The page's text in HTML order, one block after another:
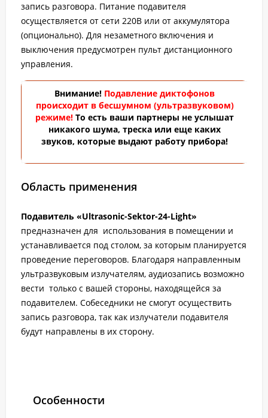
запись разговора. Питание подавителя
осуществляется от сети 220В или от аккумулятора
(опционально). Для незаметного включения и
выключения предусмотрен пульт дистанционного
управления.
Внимание! Подавление диктофонов
происходит в бесшумном (ультразвуковом)
режиме! То есть ваши партнеры не услышат
никакого шума, треска или еще каких
звуков, которые выдают работу прибора!
Область применения
Подавитель «Ultrasonic-Sektor-24-Light»
предназначен для использования в помещении и
устанавливается под столом, за которым планируется
проведение переговоров. Благодаря направленным
ультразвуковым излучателям, аудиозапись возможно
вести только с вашей стороны, находящейся за
подавителем. Собеседники не смогут осуществить
запись разговора, так как излучатели подавителя
будут направлены в их сторону.
Особенности